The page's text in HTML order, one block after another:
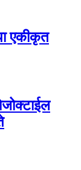
एकीकृत